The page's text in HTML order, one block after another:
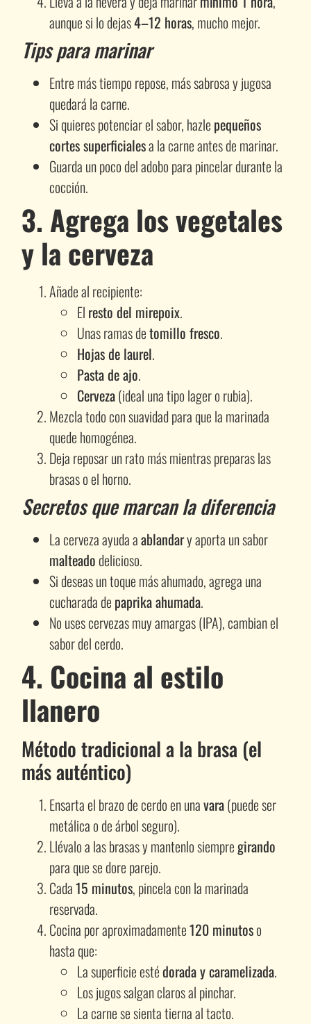
aunque si lo dejas4–12 horas, mucho mejor.
Tips para marinar
Entre más tiempo repose, más sabrosa y jugosa
quedará la carne.
Si quieres potenciar el sabor, hazle pequeños
cortes superficialesa la carne antes de marinar.
Guarda un poco del adobo para pincelar durante la
cocción.
3. Agrega los vegetales
y la cerveza
Añade al recipiente:
El resto del mirepoix.
Unas ramas detomillo fresco.
Hojas de laurel.
Pasta de ajo.
Cerveza(ideal una tipo lager o rubia).
Mezcla todo con suavidad para que la marinada
quede homogénea.
Deja reposar un rato más mientras preparas las
brasas o el horno.
Secretos que marcan la diferencia
La cerveza ayuda aablandary aporta un sabor
malteado delicioso.
Si deseas un toque más ahumado, agrega una
cucharada de paprika ahumada.
No uses cervezas muy amargas (IPA), cambian el
sabor del cerdo.
4. Cocina al estilo
llanero
Método tradicional a la brasa (el
más auténtico)
Ensarta el brazo de cerdo en unavara(puede ser
metálica o de árbol seguro).
Llévalo a las brasas y mantenlo siempregirando
para que se dore parejo.
Cada15 minutos, pincela con la marinada
reservada.
Cocina por aproximadamente120 minutoso
hasta que:
La superficie estédorada y caramelizada.
Los jugos salgan claros al pinchar.
La carne se sienta tierna al tacto.